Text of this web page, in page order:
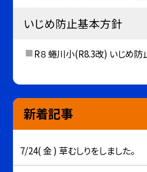
いじめ防止基本方針
R８ 蜷川小(R8.3改) いじめ
新着記事
7/24( 金 ) 草むしりをしました。